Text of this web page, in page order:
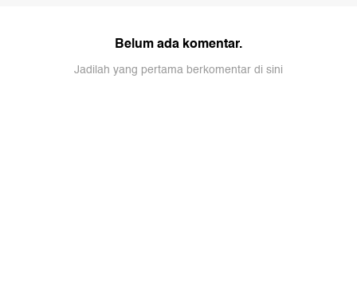
Belum ada komentar.
Jadilah yang pertama berkomentar di sini